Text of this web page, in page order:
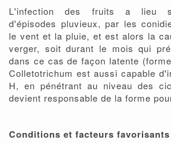
L'infection des fruits a lieu
d'épisodes pluvieux, par les
le vent et la pluie, et est alors la
verger, soit durant le mois qui
dans ce cas de façon latente
Colletotrichum est aussi capable
H, en pénétrant au niveau des
devient responsable de la forme
Conditions et facteurs favorisants